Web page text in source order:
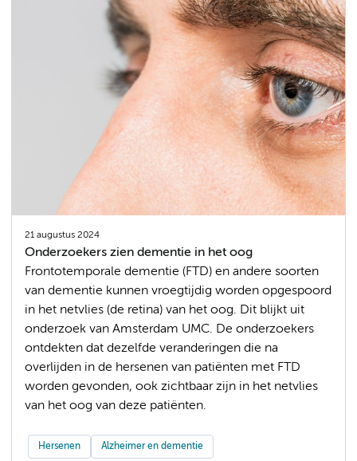
21 augustus 2024
Onderzoekers zien dementie in het oog
Frontotemporale dementie (FTD) en andere soorten
van dementie kunnen vroegtijdig worden opgespoord
in het netvlies (de retina) van het oog. Dit blijkt uit
onderzoek van Amsterdam UMC. De onderzoekers
ontdekten dat dezelfde veranderingen die na
overlijden in de hersenen van patiënten met FTD
worden gevonden, ook zichtbaar zijn in het netvlies
van het oog van deze patiënten.
Hersenen Alzheimer en dementie